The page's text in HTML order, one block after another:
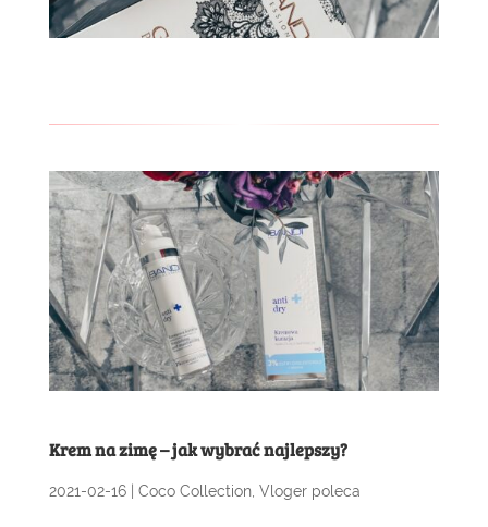
Krem na zimę – jak wybrać najlepszy?
2021-02-16| Coco Collection, Vloger poleca